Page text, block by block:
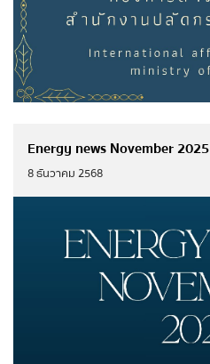
Energy news November 2025
8 ธันวาคม 2568